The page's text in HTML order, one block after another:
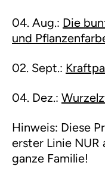
04. Aug.: Die
und
02. Sept.:
04. Dez.:
Hinweis: Diese
erster Linie NUR
ganze Familie!